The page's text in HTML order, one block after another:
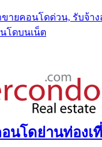
ายคอนโดด่วน, รับจ้าง
โดบนเน็ต
นโดย่านท่องเ